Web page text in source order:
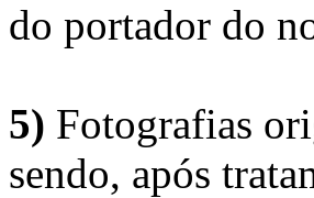
do portador do
5) Fotografias
sendo, após